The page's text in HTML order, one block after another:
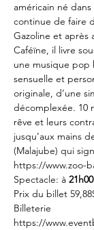
américain né
continue de faire
Gazoline et après
Caféïne, il livre
une musique pop
sensuelle et
originale, d’une
décomplexée. 10
rêve et leurs
jusqu’aux mains
(Malajube) qui
https://www.zoo-
S﻿pectacle: à 21h00
Prix du billet
Billeterie
https://